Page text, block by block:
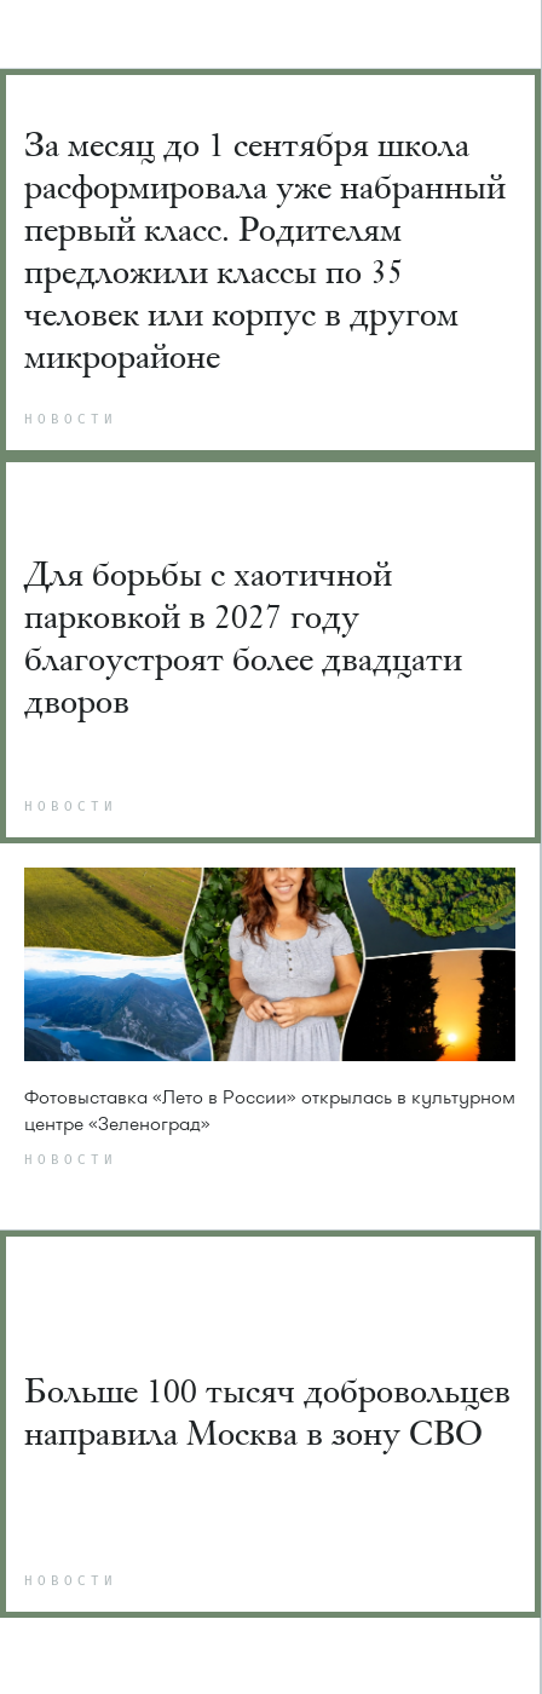
За месяц до 1 сентября школа
расформировала уже набранный
первый класс. Родителям
предложили классы по 35
человек или корпус в другом
микрорайоне
НОВОСТИ
Для борьбы с хаотичной
парковкой в 2027 году
благоустроят более двадцати
дворов
НОВОСТИ
Фотовыставка «Лето в России» открылась в культурном
центре «Зеленоград»
НОВОСТИ
Больше 100 тысяч добровольцев
направила Москва в зону СВО
НОВОСТИ